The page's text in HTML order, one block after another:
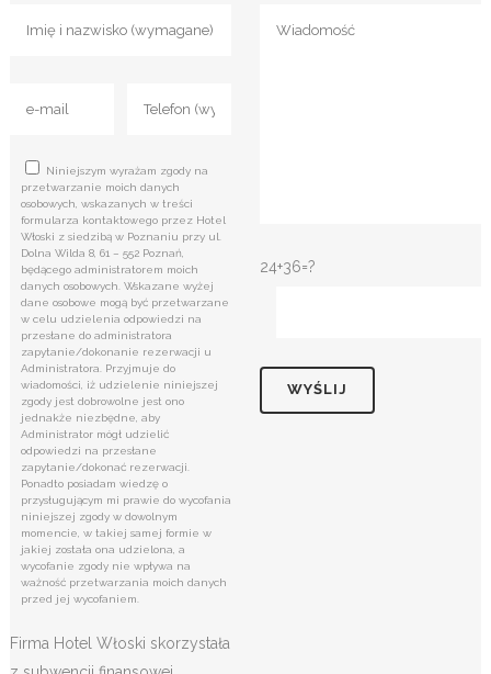
Niniejszym wyrażam zgody na
przetwarzanie moich danych
osobowych, wskazanych w treści
formularza kontaktowego przez Hotel
Włoski z siedzibą w Poznaniu przy ul.
Dolna Wilda 8, 61 – 552 Poznań,
będącego administratorem moich
danych osobowych. Wskazane wyżej
dane osobowe mogą być przetwarzane
w celu udzielenia odpowiedzi na
przesłane do administratora
zapytanie/dokonanie rezerwacji u
Administratora. Przyjmuje do
wiadomości, iż udzielenie niniejszej
zgody jest dobrowolne jest ono
jednakże niezbędne, aby
Administrator mógł udzielić
odpowiedzi na przesłane
zapytanie/dokonać rezerwacji.
Ponadto posiadam wiedzę o
przysługującym mi prawie do wycofania
niniejszej zgody w dowolnym
momencie, w takiej samej formie w
jakiej została ona udzielona, a
wycofanie zgody nie wpływa na
ważność przetwarzania moich danych
przed jej wycofaniem.
Firma Hotel Włoski skorzystała
24+36=?